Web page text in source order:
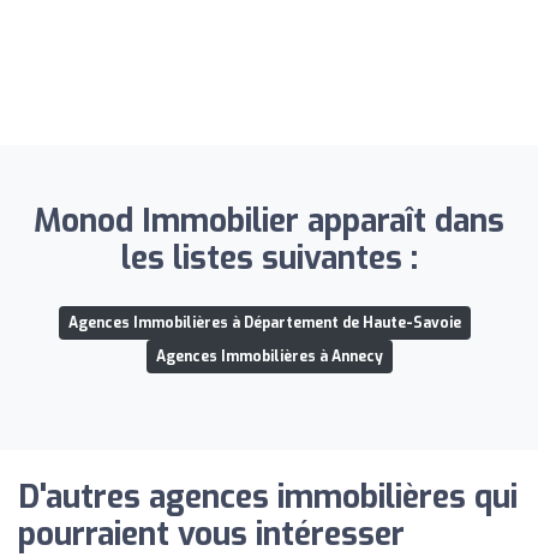
Monod Immobilier apparaît dans
les listes suivantes :
Agences Immobilières à Département de Haute-Savoie
Agences Immobilières à Annecy
D'autres agences immobilières qui
pourraient vous intéresser